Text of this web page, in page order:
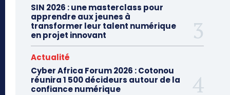
SIN 2026 : une masterclass pour
apprendre aux jeunes à
transformer leur talent numérique
en projet innovant
Actualité
Cyber Africa Forum 2026 : Cotonou
réunira 1 500 décideurs autour de la
confiance numérique